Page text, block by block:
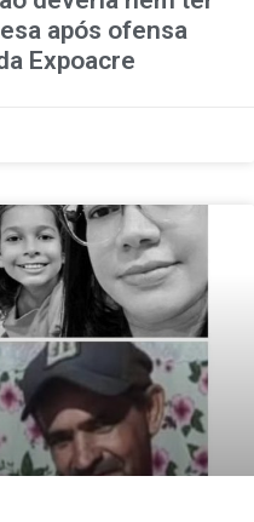
após ofensa
Expoacre